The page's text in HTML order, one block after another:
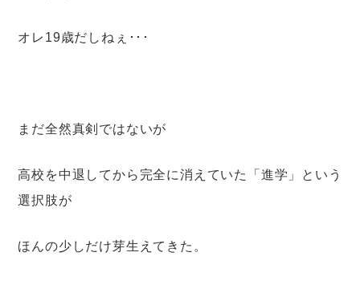
オレ19歳だしねぇ･･･
まだ全然真剣ではないが
高校を中退してから完全に消えていた「進学」という
選択肢が
ほんの少しだけ芽生えてきた。